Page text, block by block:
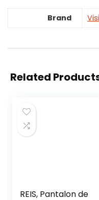
Brand
Related
REIS, Pantalon de